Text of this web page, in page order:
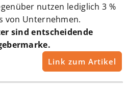
nutzen lediglich 3 %
von Unternehmen.
sind entscheidende
Link zum Artikel